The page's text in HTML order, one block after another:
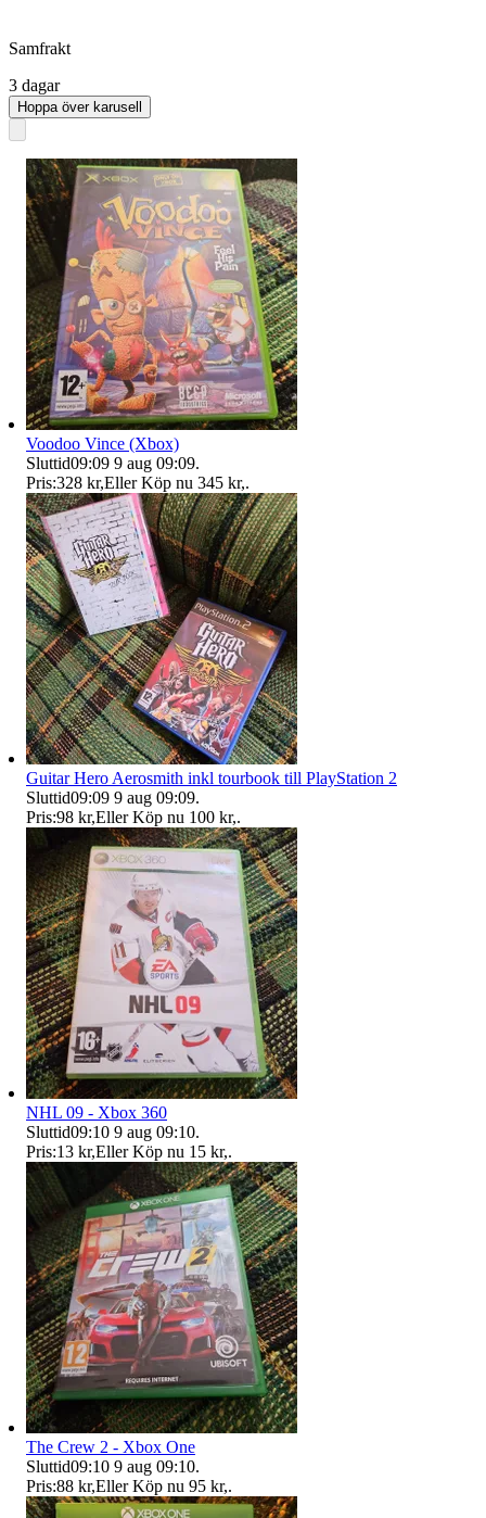
Samfrakt
3 dagar
Hoppa över karusell
Voodoo Vince (Xbox)
Sluttid09:09 9 aug 09:09.
Pris:328 kr,Eller Köp nu 345 kr,.
Guitar Hero Aerosmith inkl tourbook till PlayStation 2
Sluttid09:09 9 aug 09:09.
Pris:98 kr,Eller Köp nu 100 kr,.
NHL 09 - Xbox 360
Sluttid09:10 9 aug 09:10.
Pris:13 kr,Eller Köp nu 15 kr,.
The Crew 2 - Xbox One
Sluttid09:10 9 aug 09:10.
Pris:88 kr,Eller Köp nu 95 kr,.